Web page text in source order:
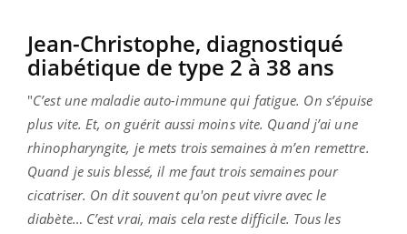
Jean-Christophe, diagnostiqué
diabétique de type 2 à 38 ans
"C’est une maladie auto-immune qui fatigue. On s’épuise
plus vite. Et, on guérit aussi moins vite. Quand j’ai une
rhinopharyngite, je mets trois semaines à m’en remettre.
Quand je suis blessé, il me faut trois semaines pour
cicatriser. On dit souvent qu'on peut vivre avec le
diabète… C’est vrai, mais cela reste difficile. Tous les